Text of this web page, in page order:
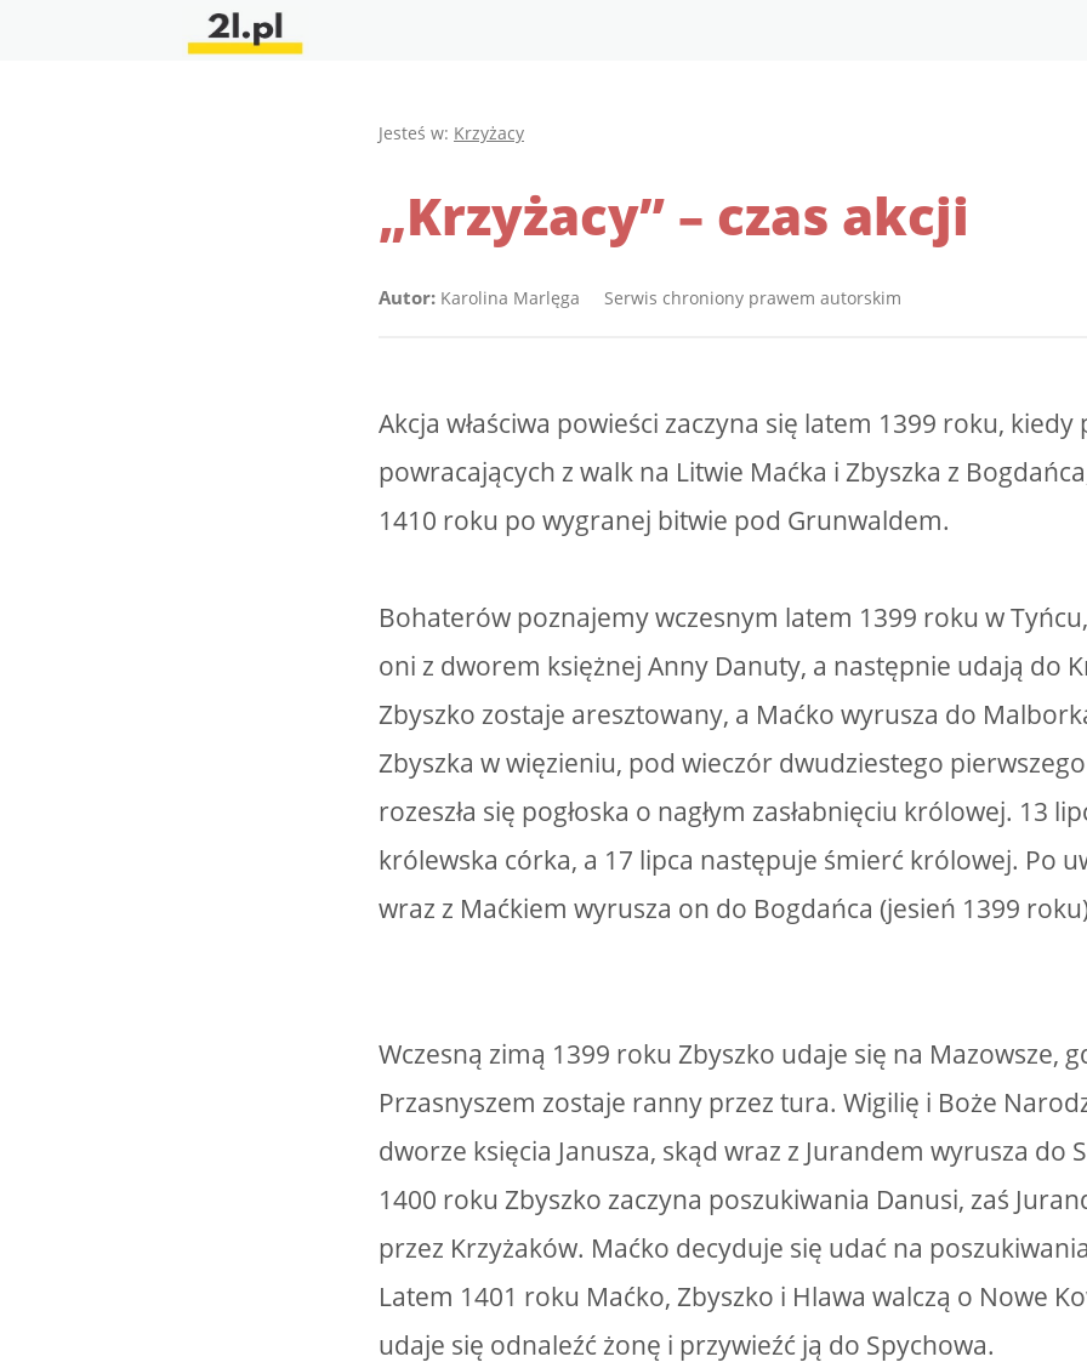
Jesteś w: Krzyżacy
„Krzyżacy” – czas akcji
Autor: Karolina Marlęga Serwis chroniony prawem autorskim
Akcja właściwa powieści zaczyna się latem 1399 roku,
powracających z walk na Litwie Maćka i Zbyszka z
1410 roku po wygranej bitwie pod Grunwaldem.
Bohaterów poznajemy wczesnym latem 1399 roku w
oni z dworem księżnej Anny Danuty, a następnie udają do
Zbyszko zostaje aresztowany, a Maćko wyrusza do
Zbyszka w więzieniu, pod wieczór dwudziestego
rozeszła się pogłoska o nagłym zasłabnięciu królowej. 13
królewska córka, a 17 lipca następuje śmierć królowej. Po
wraz z Maćkiem wyrusza on do Bogdańca (jesień 1399
Wczesną zimą 1399 roku Zbyszko udaje się na Mazowsze,
Przasnyszem zostaje ranny przez tura. Wigilię i Boże
dworze księcia Janusza, skąd wraz z Jurandem wyrusza do
1400 roku Zbyszko zaczyna poszukiwania Danusi, zaś
przez Krzyżaków. Maćko decyduje się udać na
Latem 1401 roku Maćko, Zbyszko i Hlawa walczą o Nowe
udaje się odnaleźć żonę i przywieźć ją do Spychowa.